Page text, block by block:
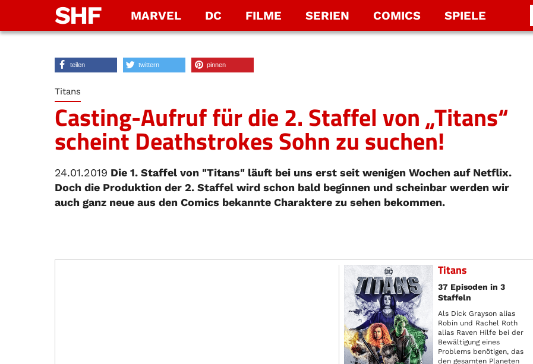
SHF MARVEL DC FILME SERIEN COMICS SPIELE
teilen twittern pinnen
Titans
Casting-Aufruf für die 2. Staffel von „Titans“
scheint Deathstrokes Sohn zu suchen!
24.01.2019 Die 1. Staffel von "Titans" läuft bei uns erst seit wenigen Wochen auf Netflix.
Doch die Produktion der 2. Staffel wird schon bald beginnen und scheinbar werden wir
auch ganz neue aus den Comics bekannte Charaktere zu sehen bekommen.
Titans
37 Episoden in 3
Staffeln
Als Dick Grayson alias
Robin und Rachel Roth
alias Raven Hilfe bei der
Bewältigung eines
Problems benötigen, das
den gesamten Planeten